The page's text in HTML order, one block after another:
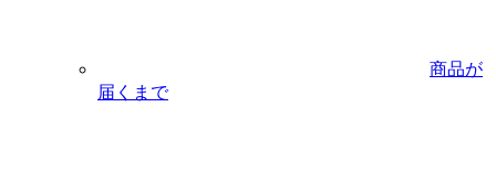
商品が
届くまで